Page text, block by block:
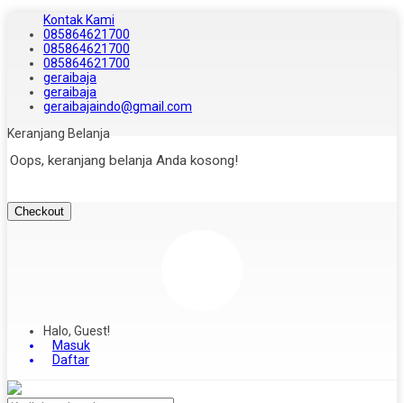
Kontak Kami
085864621700
085864621700
085864621700
geraibaja
geraibaja
geraibajaindo@gmail.com
Keranjang Belanja
Oops, keranjang belanja Anda kosong!
Checkout
Halo, Guest!
Masuk
Daftar